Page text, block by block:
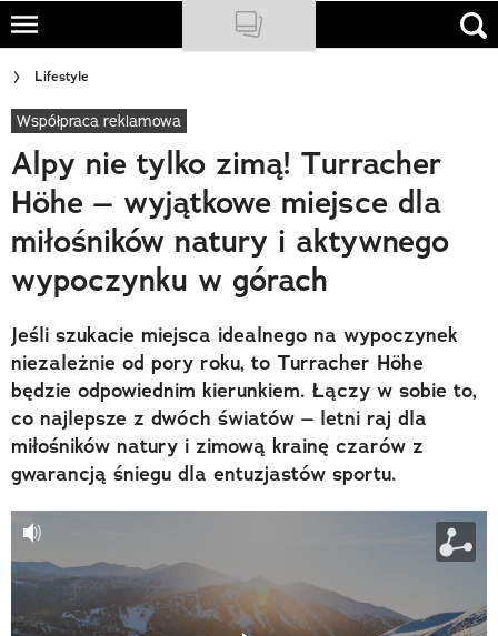
Skip
main
content
NATIONAL GEOGRAPHIC
TRAVELER
PODCASTY
Sklep
Wielki Konkurs Fotograficzny
Trendbook Podróżniczy
Lifestyle
Współpraca reklamowa
Alpy nie tylko zimą! Turracher
Höhe – wyjątkowe miejsce dla
miłośników natury i aktywnego
wypoczynku w górach
Jeśli szukacie miejsca idealnego na wypoczynek
niezależnie od pory roku, to Turracher Höhe
będzie odpowiednim kierunkiem. Łączy w sobie to,
co najlepsze z dwóch światów – letni raj dla
miłośników natury i zimową krainę czarów z
gwarancją śniegu dla entuzjastów sportu.